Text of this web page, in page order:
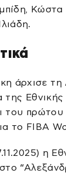
Κώστα
άρχισε τη
της
του πρώτου
το FIBA
η